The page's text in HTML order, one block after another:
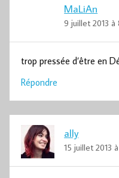
MaLiAn
9 juillet 2013 à
trop pressée d’être en
Répondre
ally
15 juillet 2013